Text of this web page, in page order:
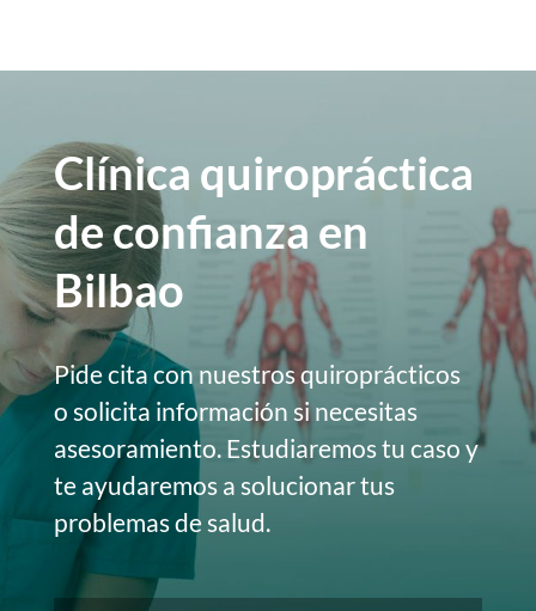
Clínica quiropráctica
de confianza en
Bilbao
Pide cita con nuestros quiroprácticos
o solicita información si necesitas
asesoramiento. Estudiaremos tu caso y
te ayudaremos a solucionar tus
problemas de salud.